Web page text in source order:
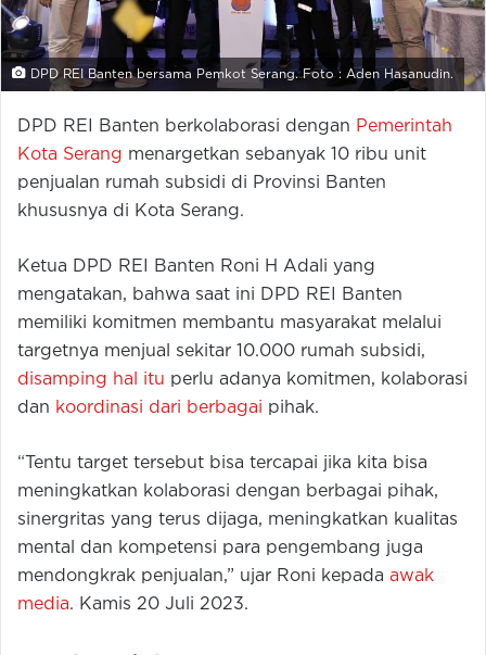
DPD REI Banten bersama Pemkot Serang. Foto : Aden Hasanudin.
DPD REI Banten berkolaborasi dengan Pemerintah
Kota Serang menargetkan sebanyak 10 ribu unit
penjualan rumah subsidi di Provinsi Banten
khususnya di Kota Serang.
Ketua DPD REI Banten Roni H Adali yang
mengatakan, bahwa saat ini DPD REI Banten
memiliki komitmen membantu masyarakat melalui
targetnya menjual sekitar 10.000 rumah subsidi,
disamping hal itu perlu adanya komitmen, kolaborasi
dan koordinasi dari berbagai pihak.
“Tentu target tersebut bisa tercapai jika kita bisa
meningkatkan kolaborasi dengan berbagai pihak,
sinergritas yang terus dijaga, meningkatkan kualitas
mental dan kompetensi para pengembang juga
mendongkrak penjualan,” ujar Roni kepada awak
media. Kamis 20 Juli 2023.